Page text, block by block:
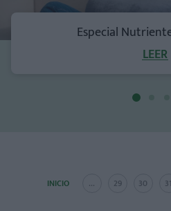
Especial
LEER
INICIO ... 29 30 31